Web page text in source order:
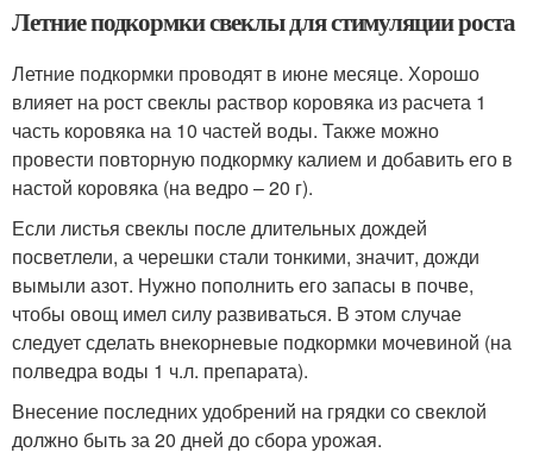
Летние подкормки свеклы для стимуляции роста
Летние подкормки проводят в июне месяце. Хорошо
влияет на рост свеклы раствор коровяка из расчета 1
часть коровяка на 10 частей воды. Также можно
провести повторную подкормку калием и добавить его в
настой коровяка (на ведро – 20 г).
Если листья свеклы после длительных дождей
посветлели, а черешки стали тонкими, значит, дожди
вымыли азот. Нужно пополнить его запасы в почве,
чтобы овощ имел силу развиваться. В этом случае
следует сделать внекорневые подкормки мочевиной (на
полведра воды 1 ч.л. препарата).
Внесение последних удобрений на грядки со свеклой
должно быть за 20 дней до сбора урожая.